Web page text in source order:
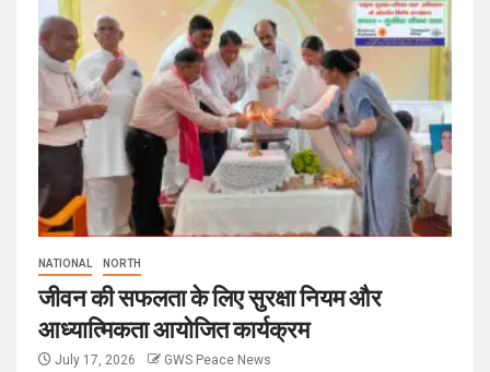
NATIONAL NORTH
जीवन की सफलता के लिए सुरक्षा नियम और
आध्यात्मिकता आयोजित कार्यक्रम
July 17, 2026 GWS Peace News